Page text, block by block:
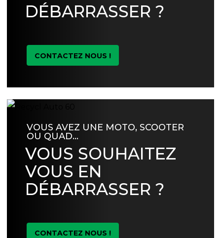
DÉBARRASSER ?
CONTACTEZ NOUS !
VOUS AVEZ UNE MOTO, SCOOTER
OU QUAD…
VOUS SOUHAITEZ
VOUS EN
DÉBARRASSER ?
CONTACTEZ NOUS !